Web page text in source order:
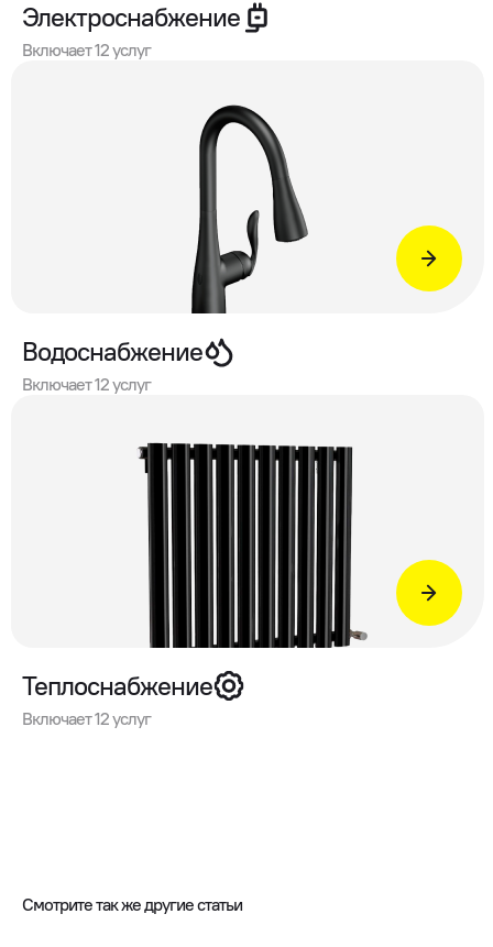
Электроснабжение
Включает 12 услуг
Водоснабжение
Включает 12 услуг
Теплоснабжение
Включает 12 услуг
Смотрите так же другие статьи